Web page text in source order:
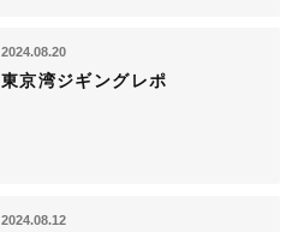
2024.08.20
東京湾ジギングレポ
2024.08.12